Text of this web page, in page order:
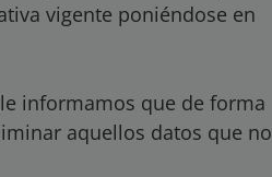
vigente poniéndose en
informamos que de forma
aquellos datos que no